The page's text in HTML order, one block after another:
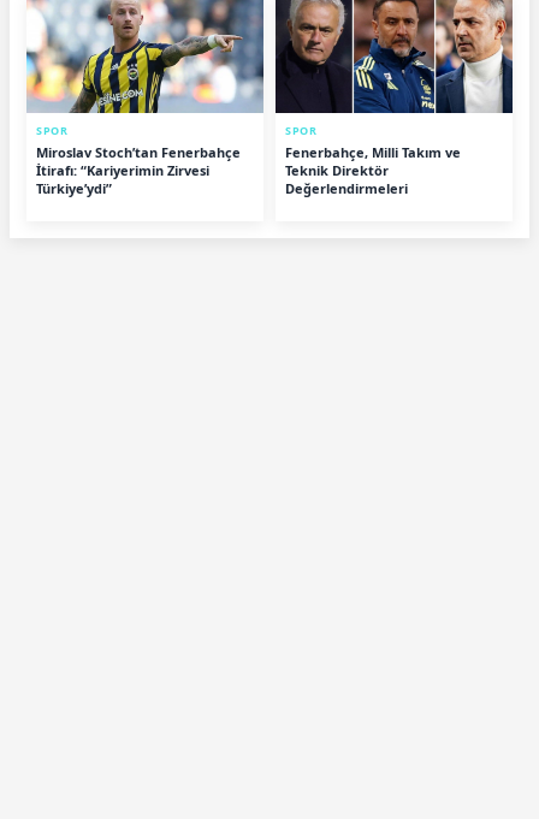
SPOR
Miroslav Stoch’tan Fenerbahçe
İtirafı: “Kariyerimin Zirvesi
Türkiye’ydi”
SPOR
Fenerbahçe, Milli Takım ve
Teknik Direktör
Değerlendirmeleri